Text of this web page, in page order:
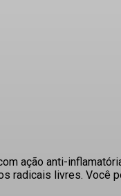
ação anti-
radicais livres. Você